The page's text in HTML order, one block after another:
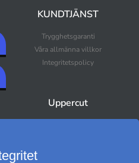
KUNDTJÄNST
Trygghetsgaranti
Våra allmänna villkor
Integritetspolicy
Uppercut